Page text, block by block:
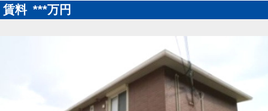
賃料 ***万円